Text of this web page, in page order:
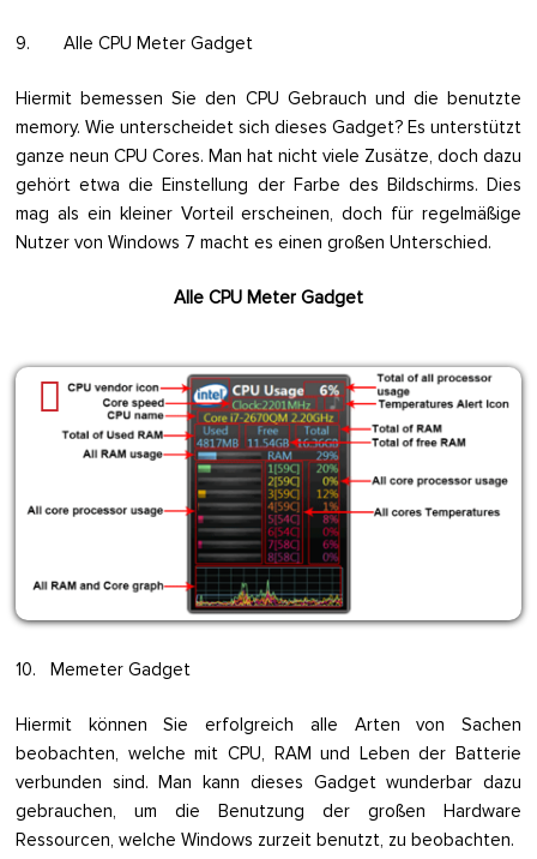
9. Alle CPU Meter Gadget
Hiermit bemessen Sie den CPU Gebrauch und die benutzte
memory. Wie unterscheidet sich dieses Gadget? Es unterstützt
ganze neun CPU Cores. Man hat nicht viele Zusätze, doch dazu
gehört etwa die Einstellung der Farbe des Bildschirms. Dies
mag als ein kleiner Vorteil erscheinen, doch für regelmäßige
Nutzer von Windows 7 macht es einen großen Unterschied.
Alle CPU Meter Gadget
10. Memeter Gadget
Hiermit können Sie erfolgreich alle Arten von Sachen
beobachten, welche mit CPU, RAM und Leben der Batterie
verbunden sind. Man kann dieses Gadget wunderbar dazu
gebrauchen, um die Benutzung der großen Hardware
Ressourcen, welche Windows zurzeit benutzt, zu beobachten.